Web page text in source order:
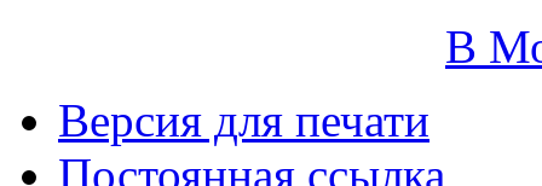
В
Версия для печати
Постоянная ссылка